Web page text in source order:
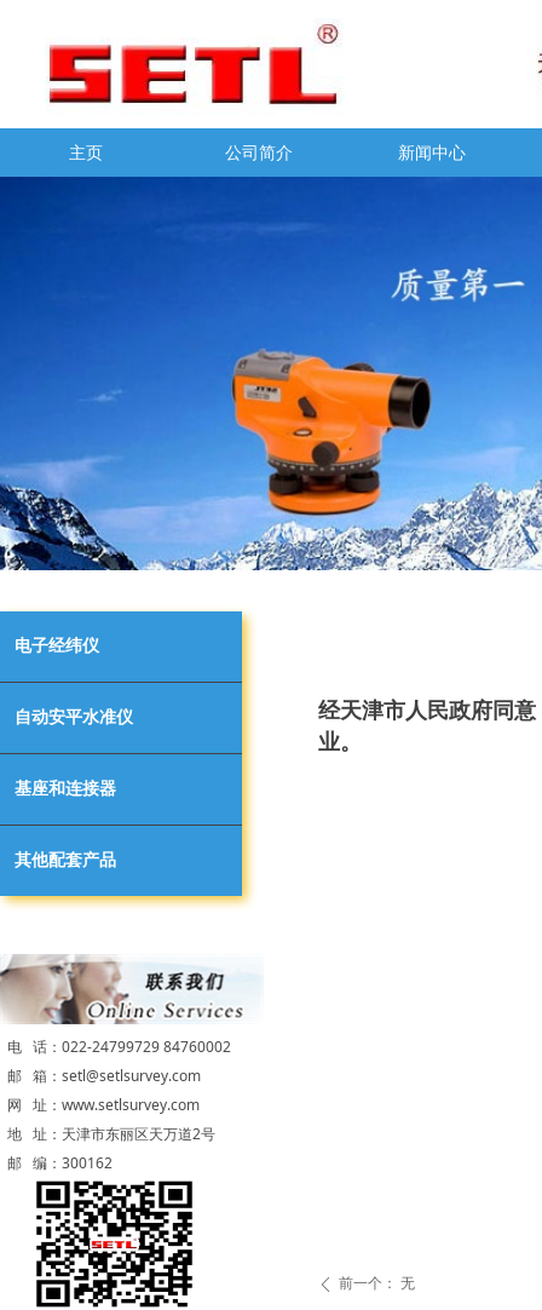
主页 公司简介 新闻中心
电子经纬仪
自动安平水准仪
基座和连接器
其他配套产品
电 话：022-24799729 84760002
地 址：天津市东丽区天万道2号
邮 箱：setl@setlsurvey.com
网 址：www.setlsurvey.com
邮 编：300162
经天津市人民政府同
业。
ꄴ 前一个： 无